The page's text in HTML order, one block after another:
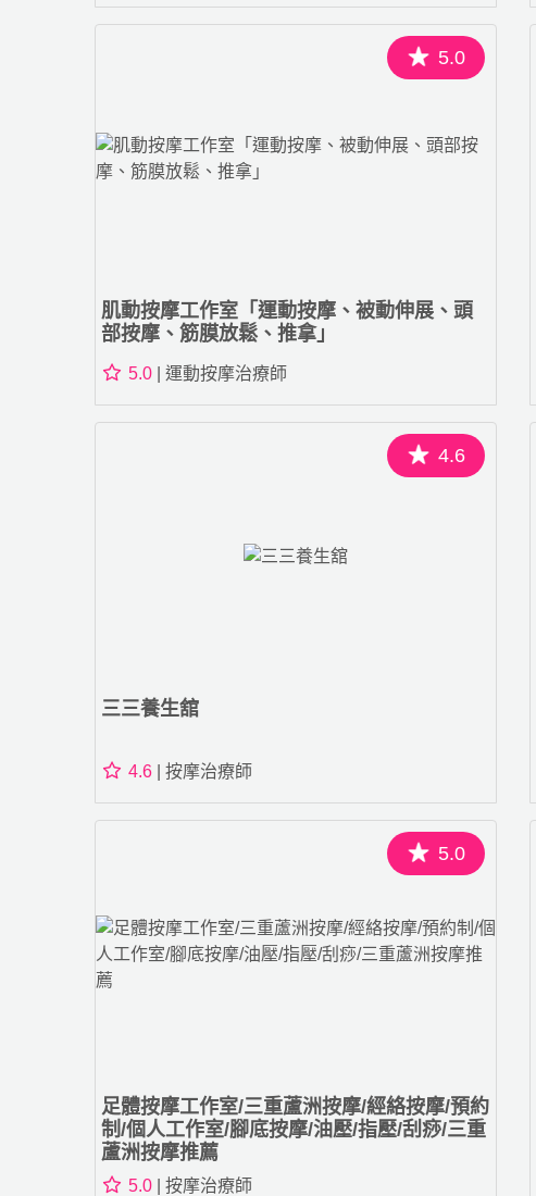
5.0
肌動按摩工作室「運動按摩、被動伸展、頭
部按摩、筋膜放鬆、推拿」
5.0 | 運動按摩治療師
4.6
三三養生舘
4.6 | 按摩治療師
5.0
足體按摩工作室/三重蘆洲按摩/經絡按摩/預約
制/個人工作室/腳底按摩/油壓/指壓/刮痧/三重
蘆洲按摩推薦
5.0 | 按摩治療師